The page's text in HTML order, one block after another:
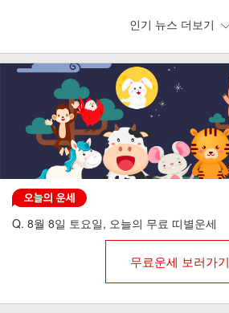
인기 뉴스 더보기
Q. 8월 8일 토요일, 오늘의 무료 띠별운세
무료운세 보러가기